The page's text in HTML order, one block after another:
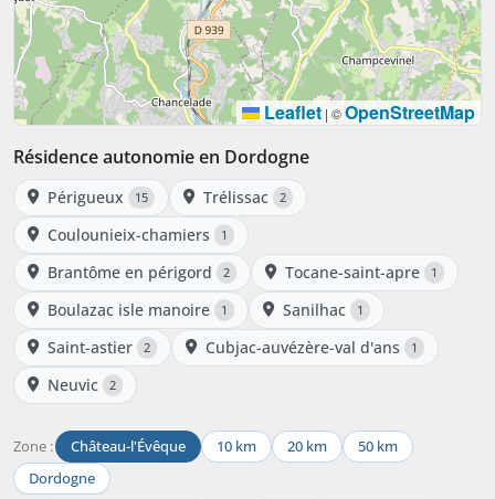
Leaflet | ©OpenStreetMap
Résidence autonomie en Dordogne
Périgueux 15 Trélissac 2
Coulounieix-chamiers 1
Brantôme en périgord 2 Tocane-saint-apre 1
Boulazac isle manoire 1 Sanilhac 1
Saint-astier 2 Cubjac-auvézère-val d'ans 1
Neuvic 2
Zone : Château-l'Évêque 10 km 20 km
50 km
Dordogne